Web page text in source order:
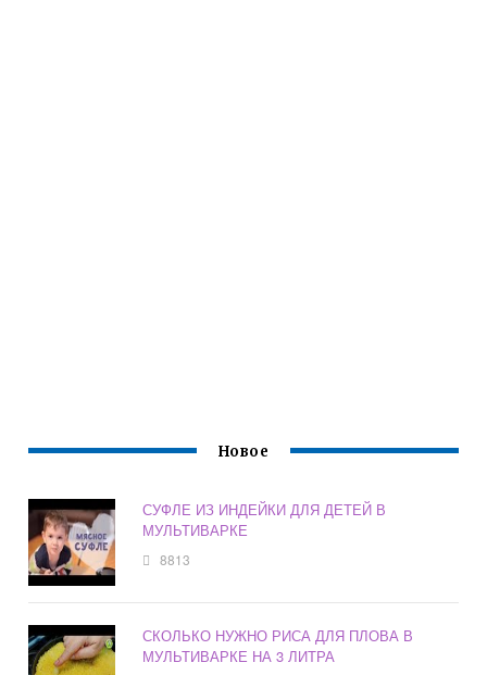
Новое
СУФЛЕ ИЗ ИНДЕЙКИ ДЛЯ ДЕТЕЙ В
МУЛЬТИВАРКЕ
8813
СКОЛЬКО НУЖНО РИСА ДЛЯ ПЛОВА В
МУЛЬТИВАРКЕ НА 3 ЛИТРА